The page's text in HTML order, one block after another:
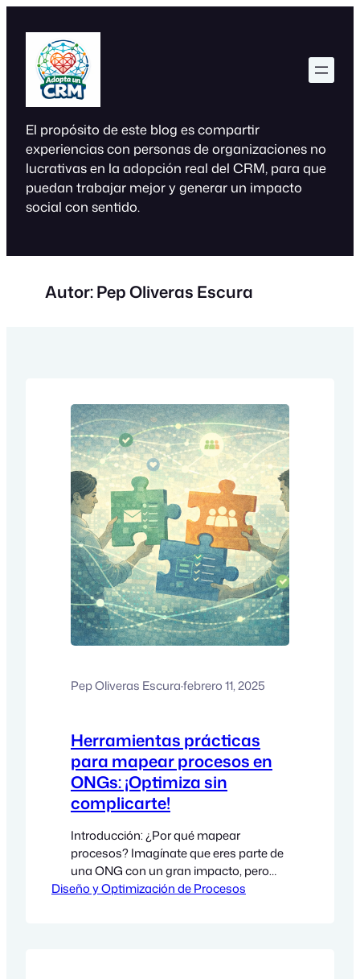
contenido
El propósito de este blog es compartir
experiencias con personas de organizaciones no
lucrativas en la adopción real del CRM, para que
puedan trabajar mejor y generar un impacto
social con sentido.
Autor:Pep Oliveras Escura
Pep Oliveras Escura·febrero 11, 2025
Herramientas prácticas
para mapear procesos en
ONGs: ¡Optimiza sin
complicarte!
Introducción: ¿Por qué mapear
procesos? Imagínate que eres parte de
una ONG con un gran impacto, pero
cada vez que intentas coordinar una
Diseño y Optimización de Procesos